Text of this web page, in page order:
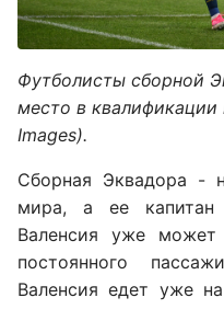
Футболисты сборной
место в
Images).
Сборная Эквадора -
мира, а ее
Валенсия уже может
постоянного
Валенсия едет уже